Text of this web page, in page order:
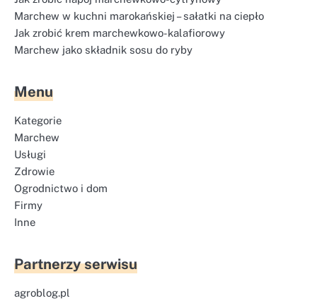
Marchew w kuchni marokańskiej – sałatki na ciepło
Jak zrobić krem marchewkowo-kalafiorowy
Marchew jako składnik sosu do ryby
Menu
Kategorie
Marchew
Usługi
Zdrowie
Ogrodnictwo i dom
Firmy
Inne
Partnerzy serwisu
agroblog.pl